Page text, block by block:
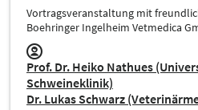
Vortragsveranstaltung mit
Boehringer Ingelheim Vetmedica
Prof. Dr. Heiko Nathues
Schweineklinik)
Dr. Lukas Schwarz